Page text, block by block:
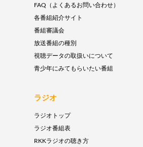
FAQ（よくあるお問い合わせ）
各番組紹介サイト
番組審議会
放送番組の種別
視聴データの取扱いについて
青少年にみてもらいたい番組
ラジオ
ラジオトップ
ラジオ番組表
RKKラジオの聴き方